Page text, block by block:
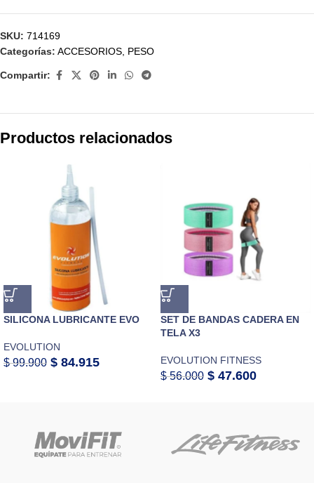
SKU: 714169
Categorías: ACCESORIOS PESO
Compartir:
Productos relacionados
SILICONA LUBRICANTE EVO
EVOLUTION
$99.900 $ 84.915
SET DE BANDAS CADERA EN
TELA X3
EVOLUTION FITNESS
$56.000 $ 47.600